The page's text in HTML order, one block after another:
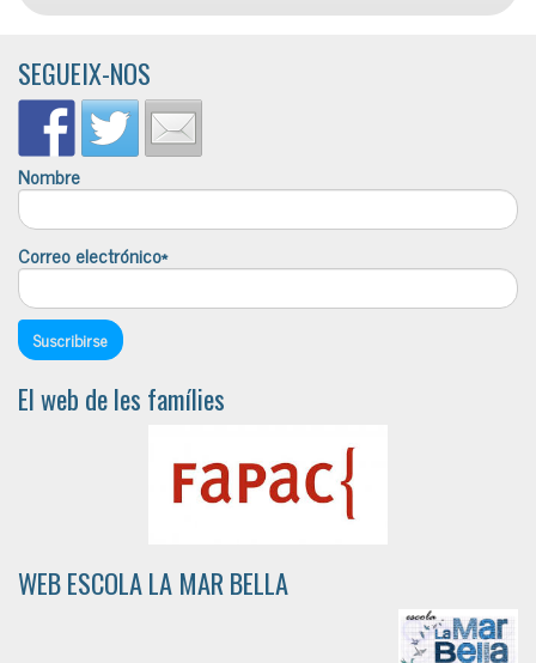
SEGUEIX-NOS
Nombre
Correo electrónico*
El web de les famílies
WEB ESCOLA LA MAR BELLA